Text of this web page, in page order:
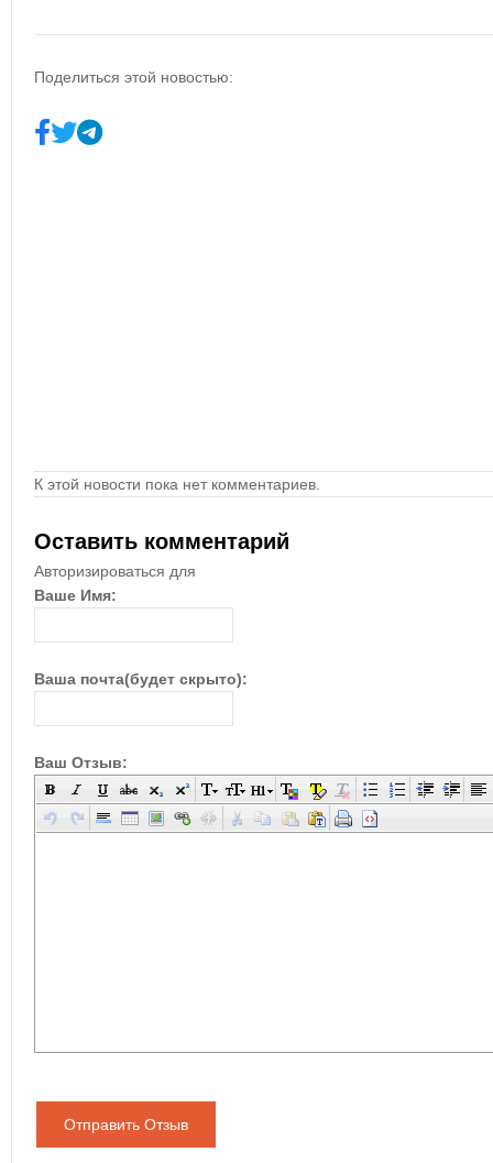
Поделиться этой новостью:
К этой новости пока нет комментариев.
Оставить комментарий
Авторизироваться для
Ваше Имя:
Ваша почта(будет скрыто):
Ваш Отзыв:
Отправить Отзыв